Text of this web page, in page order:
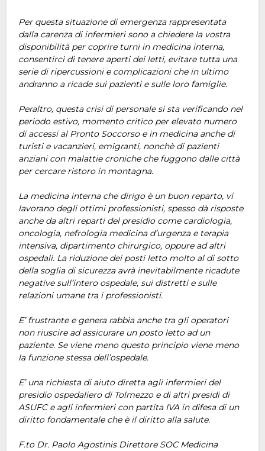
Per questa situazione di emergenza rappresentata
dalla carenza di infermieri sono a chiedere la vostra
disponibilità per coprire turni in medicina interna,
consentirci di tenere aperti dei letti, evitare tutta una
serie di ripercussioni e complicazioni che in ultimo
andranno a ricade sui pazienti e sulle loro famiglie.
Peraltro, questa crisi di personale si sta verificando nel
periodo estivo, momento critico per elevato numero
di accessi al Pronto Soccorso e in medicina anche di
turisti e vacanzieri, emigranti, nonchè di pazienti
anziani con malattie croniche che fuggono dalle città
per cercare ristoro in montagna.
La medicina interna che dirigo è un buon reparto, vi
lavorano degli ottimi professionisti, spesso dà risposte
anche da altri reparti del presidio come cardiologia,
oncologia, nefrologia medicina d’urgenza e terapia
intensiva, dipartimento chirurgico, oppure ad altri
ospedali. La riduzione dei posti letto molto al di sotto
della soglia di sicurezza avrà inevitabilmente ricadute
negative sull’intero ospedale, sui distretti e sulle
relazioni umane tra i professionisti.
E’ frustrante e genera rabbia anche tra gli operatori
non riuscire ad assicurare un posto letto ad un
paziente. Se viene meno questo principio viene meno
la funzione stessa dell’ospedale.
E’ una richiesta di aiuto diretta agli infermieri del
presidio ospedaliero di Tolmezzo e di altri presidi di
ASUFC e agli infermieri con partita IVA in difesa di un
diritto fondamentale che è il diritto alla salute.
F.to Dr. Paolo Agostinis Direttore SOC Medicina